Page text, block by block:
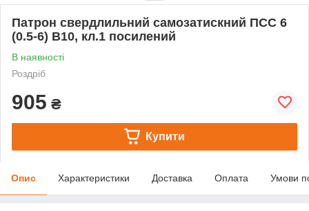
Патрон свердлильний самозатискний ПСС 6
(0.5-6) В10, кл.1 посилений
В наявності
Роздріб
905 ₴
Купити
Опис Характеристики Доставка Оплата Умови